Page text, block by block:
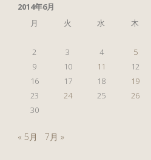
2014年6月
月
火 水 木
2
3 4 5
9
10 11 12
16
17 18 19
23
24 25 26
30
« 5月 7月 »